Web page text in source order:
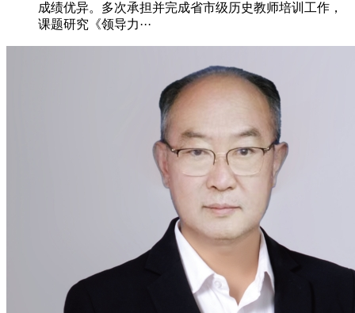
成绩优异。多次承担并完成省市级历史教师培训工作，
课题研究《领导力···